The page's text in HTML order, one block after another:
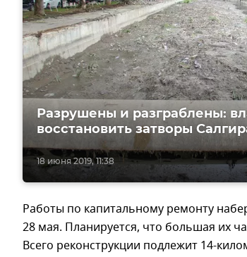
18 июня 2019, 11:38
Разрушены и разграблены:
восстановить затворы
Работы по капитальному ремонту
28 мая. Планируется, что большая их
Всего реконструкции подлежит 14-